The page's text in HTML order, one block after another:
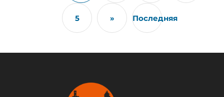
5 » Последняя